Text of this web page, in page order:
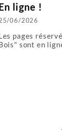
series)
ligne !
06/2026
pages
sont en